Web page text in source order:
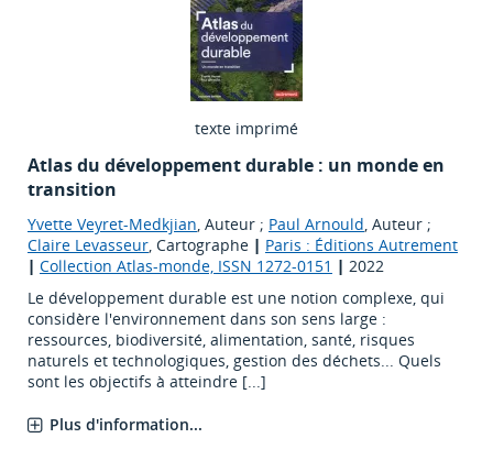
texte imprimé
Atlas du développement durable : un monde en
transition
Yvette Veyret-Medkjian, Auteur ; Paul Arnould, Auteur ;
Claire Levasseur, Cartographe | Paris : Éditions Autrement
| Collection Atlas-monde, ISSN 1272-0151 | 2022
Le développement durable est une notion complexe, qui
considère l'environnement dans son sens large :
ressources, biodiversité, alimentation, santé, risques
naturels et technologiques, gestion des déchets... Quels
sont les objectifs à atteindre [...]
Plus d'information...